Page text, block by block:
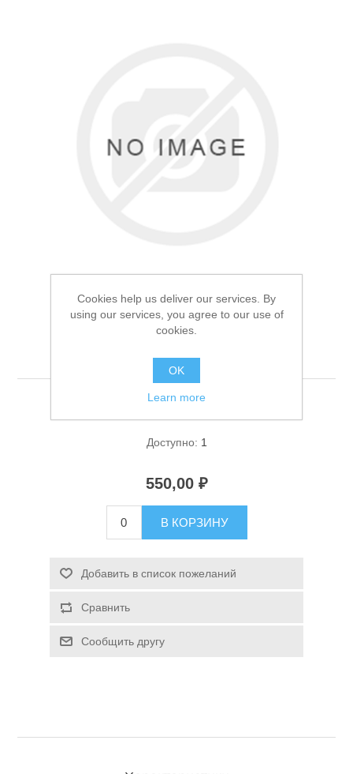
Аксессуары для лодок
Спасательные средства
Фонарь ручной H-733
Доступно: 1
550,00 ₽
В КОРЗИНУ
Добавить в список пожеланий
Сравнить
Сообщить другу
Cookies help us deliver our services. By
using our services, you agree to our use of
cookies.
OK
Learn more